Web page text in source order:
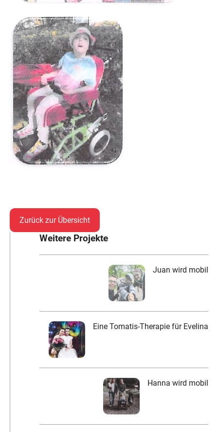
Zurück zur Übersicht
Weitere Projekte
Juan wird mobil
Eine Tomatis-Therapie für Evelina
Hanna wird mobil